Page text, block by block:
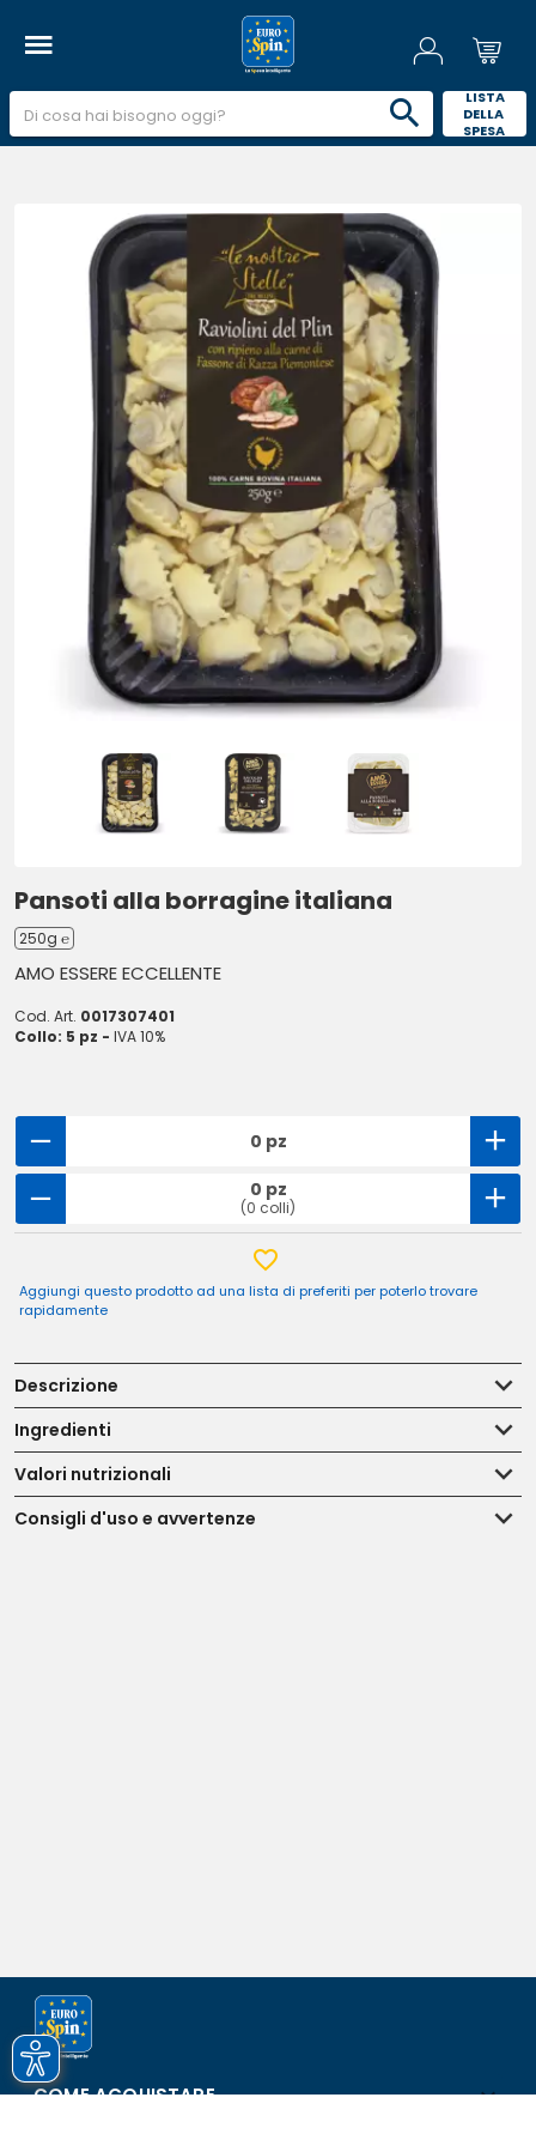
LISTA
DELLA
SPESA
Pansoti alla borragine italiana
250g ℮
AMO ESSERE ECCELLENTE
Cod. Art. 0017307401
Collo: 5 pz - IVA 10%
0 pz
0 pz
(0 colli)
Aggiungi questo prodotto ad una lista di preferiti per poterlo trovare
rapidamente
Descrizione
Ingredienti
Valori nutrizionali
Consigli d'uso e avvertenze
COME ACQUISTARE